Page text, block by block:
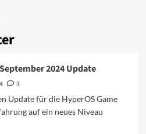
2024 Update
3
Update für die HyperOS Game
auf ein neues Niveau